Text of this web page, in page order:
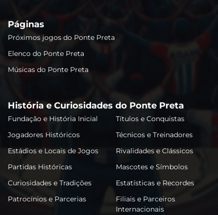
Páginas
Próximos jogos do Ponte Preta
Elenco do Ponte Preta
Músicas do Ponte Preta
História e Curiosidades do Ponte Preta
Fundação e História Inicial
Títulos e Conquistas
Jogadores Históricos
Técnicos e Treinadores
Estádios e Locais de Jogos
Rivalidades e Clássicos
Partidas Históricas
Mascotes e Símbolos
Curiosidades e Tradições
Estatísticas e Recordes
Patrocínios e Parcerias
Filiais e Parceiros
Internacionais